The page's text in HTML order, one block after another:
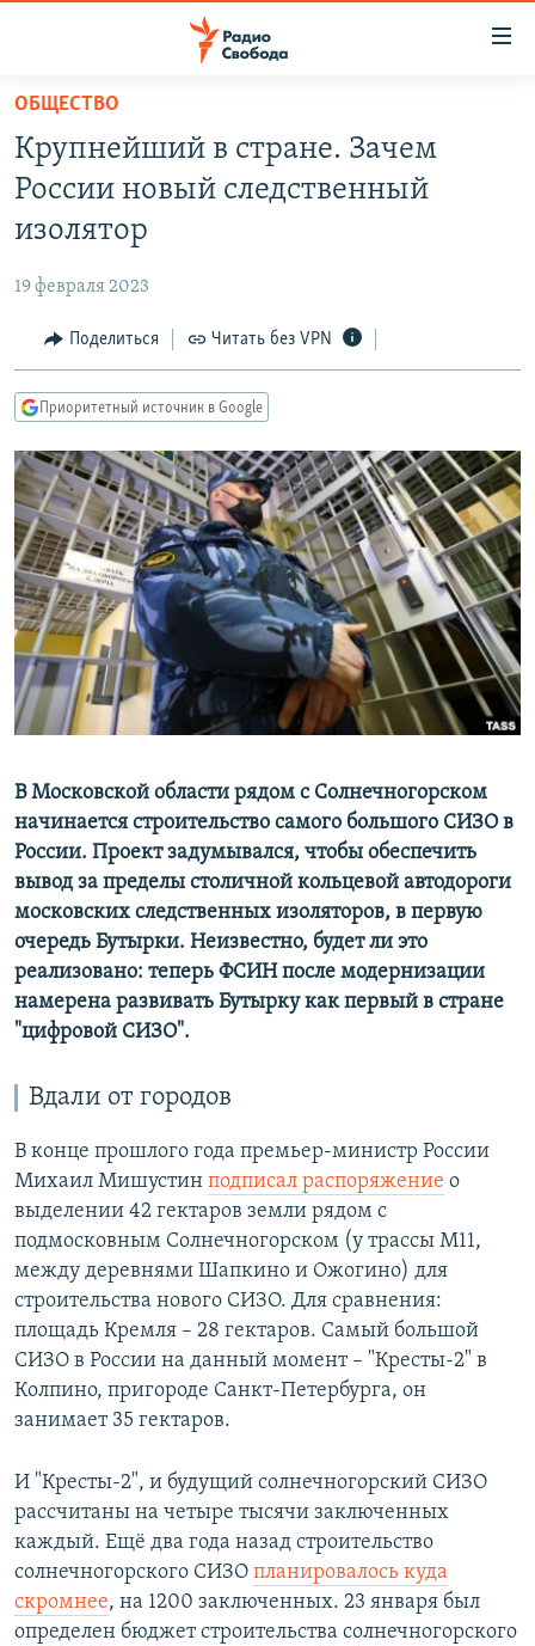
упрощенного
доступа
Вернуться
основному
Вернутся
Вернутся
поиску
ПОДКАСТЫ
МНЕНИЯ
КУЛЬТУРА
КАВКАЗ.РЕАЛИИ
СЕВЕР.РЕАЛИИ
СИБИРЬ.РЕАЛИИ
РАСПИСАНИЕ ВЕЩАНИЯ
ПОДПИШИТЕСЬ НА РАССЫЛКУ
СОЦИАЛЬНЫЕ СЕТИ
Все сайты РСЕ/РС
ОБЩЕСТВО
Крупнейший в стране. Зачем
России новый следственный
изолятор
19 февраля 2023
Поделиться Читать без VPN
Приоритетный источник в Google
В Московской области рядом с Солнечногорском
начинается строительство самого большого СИЗО в
России. Проект задумывался, чтобы обеспечить
вывод за пределы столичной кольцевой автодороги
московских следственных изоляторов, в первую
очередь Бутырки. Неизвестно, будет ли это
реализовано: теперь ФСИН после модернизации
намерена развивать Бутырку как первый в стране
"цифровой СИЗО".
Вдали от городов
В конце прошлого года премьер-министр России
Михаил Мишустин подписал распоряжение о
выделении 42 гектаров земли рядом с
подмосковным Солнечногорском (у трассы М11,
между деревнями Шапкино и Ожогино) для
строительства нового СИЗО. Для сравнения:
площадь Кремля – 28 гектаров. Самый большой
СИЗО в России на данный момент – "Кресты-2" в
Колпино, пригороде Санкт-Петербурга, он
занимает 35 гектаров.
И "Кресты-2", и будущий солнечногорский СИЗО
рассчитаны на четыре тысячи заключенных
каждый. Ещё два года назад строительство
солнечногорского СИЗО планировалось куда
скромнее, на 1200 заключенных. 23 января был
определен бюджет строительства солнечногорского